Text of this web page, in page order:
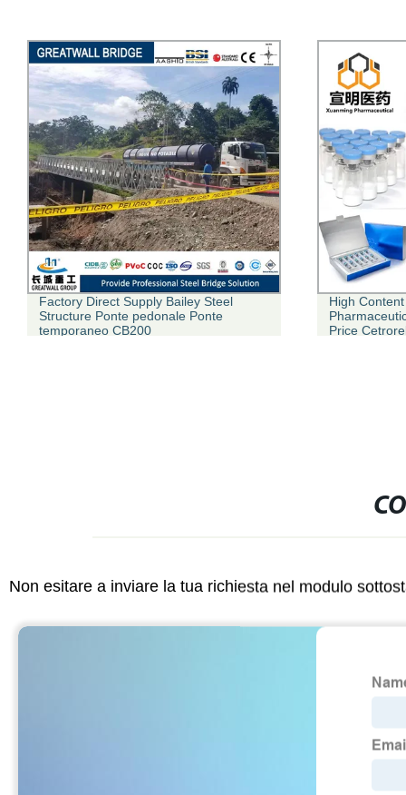
Factory Direct Supply Bailey Steel
Structure Ponte pedonale Ponte
temporaneo CB200
High
Price
Non esitare a inviare la tua richiesta nel modulo